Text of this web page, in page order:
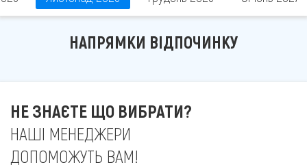
НАПРЯМКИ ВІДПОЧИНКУ
НЕ ЗНАЄТЕ ЩО ВИБРАТИ?
НАШІ МЕНЕДЖЕРИ
ДОПОМОЖУТЬ ВАМ!